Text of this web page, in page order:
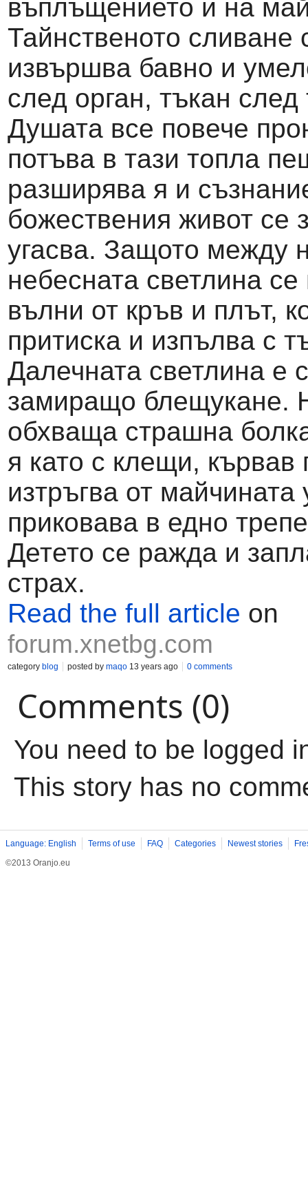
въплъщението и на
Тайнственото сливане
извършва бавно и
след орган, тъкан след
Душата все повече
потъва в тази топла
разширява я и
божествения живот се
угасва. Защото между
небесната светлина се
вълни от кръв и плът,
притиска и изпълва с
Далечната светлина е
замиращо блещукане.
обхваща страшна
я като с клещи, кървав
изтръгва от майчината
приковава в едно
Детето се ражда и
страх.
Read the full article on
forum.xnetbg.com
category blog posted by maqo 13 years ago 0 comments
Comments (0)
You need to be logged
This story has no
Language: English Terms of use FAQ Categories Newest stories
©2013 Oranjo.eu